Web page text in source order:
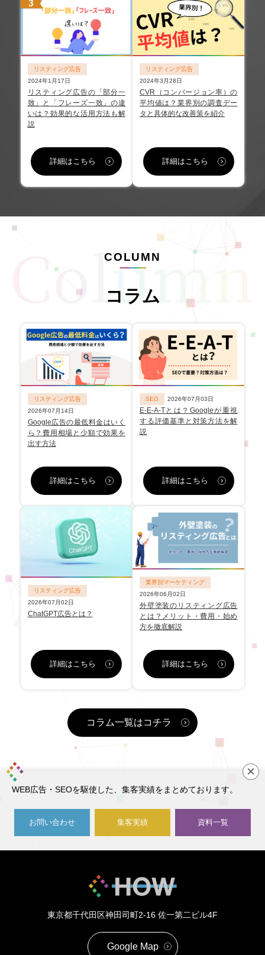
リスティング広告
2024年1月17日
リスティング広告の「部分一
致」と「フレーズ一致」の違
いは？効果的な活用方法も解
説
詳細はこちら
リスティング広告
2024年3月28日
CVR（コンバージョン率）の
平均値は？業界別の調査デー
タと具体的な改善策を紹介
詳細はこちら
COLUMN
コラム
リスティング広告
2026年07月14日
Google広告の最低料金はいく
ら？費用相場と少額で効果を
出す方法
詳細はこちら
SEO 2026年07月03日
E-E-A-Tとは？Googleが重視
する評価基準と対策方法を解
説
詳細はこちら
リスティング広告
2026年07月02日
ChatGPT広告とは？
詳細はこちら
業界別マーケティング
2026年06月02日
外壁塗装のリスティング広告
とは？メリット・費用・始め
方を徹底解説
詳細はこちら
コラム一覧はコチラ
×
WEB広告・SEOを駆使した、集客実績をまとめております。
お問い合わせ 集客実績 資料一覧
東京都千代田区神田司町2-16 佐一第二ビル4F
Google Map